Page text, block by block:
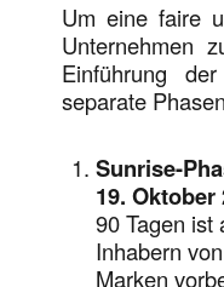
Um eine faire
Unternehmen
Einführung
separate
Sunrise-
19. Oktober
90 Tagen ist
Inhabern
Marken